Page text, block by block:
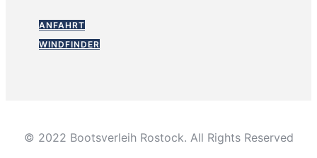
ANFAHRT
WINDFINDER
© 2022 Bootsverleih Rostock. All Rights Reserved